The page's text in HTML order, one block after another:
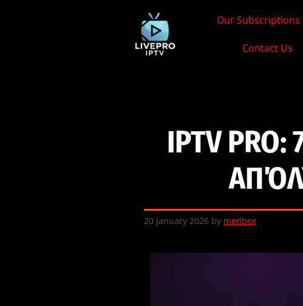
Our Subscriptions
Contact Us
IPTV
20 January 2026 by medbox